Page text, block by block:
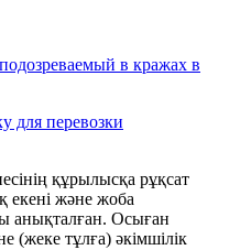
в кражах в
для перевозки
құрылысқа рұқсат
екені және жоба
анықталған. Осыған
(жеке тұлға) әкімшілік